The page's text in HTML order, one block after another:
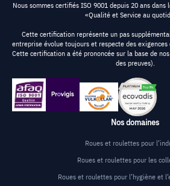
Nous sommes certifiés ISO 9001 depuis 20 ans
«Qualité et Service au
Cette certification représente un pas
entreprise évolue toujours et respecte des exigences
Cette certification a été prononcée sur la base de
des preuves).
Nos domaines
Roues et roulettes pour
Roues et roulettes pour les
Roues et roulettes pour l’hygiène et